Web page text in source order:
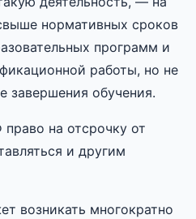
нормативных сроков
программ и
работы, но не
завершения обучения.
на отсрочку от
и другим
возникать многократно